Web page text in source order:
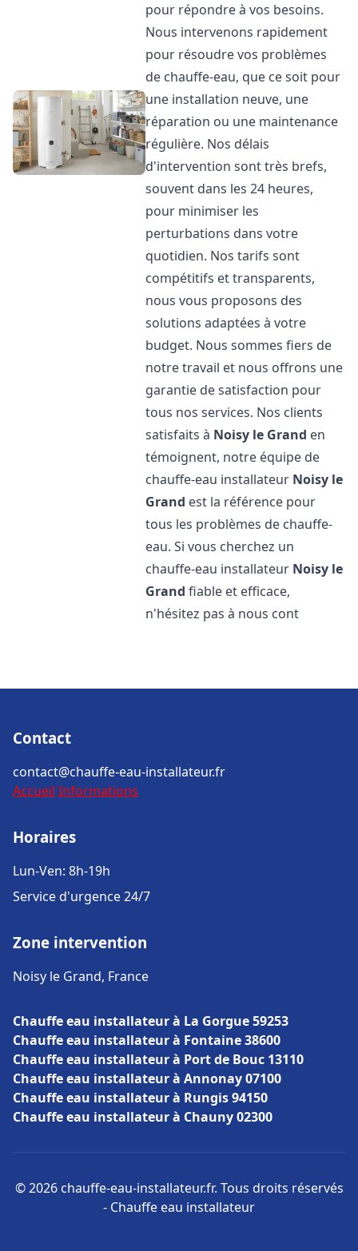
pour répondre à vos besoins.
Nous intervenons rapidement
pour résoudre vos problèmes
de chauffe-eau, que ce soit pour
une installation neuve, une
réparation ou une maintenance
régulière. Nos délais
d'intervention sont très brefs,
souvent dans les 24 heures,
pour minimiser les
perturbations dans votre
quotidien. Nos tarifs sont
compétitifs et transparents,
nous vous proposons des
solutions adaptées à votre
budget. Nous sommes fiers de
notre travail et nous offrons une
garantie de satisfaction pour
tous nos services. Nos clients
satisfaits à Noisy le Grand en
témoignent, notre équipe de
chauffe-eau installateur Noisy le
Grand est la référence pour
tous les problèmes de chauffe-
eau. Si vous cherchez un
chauffe-eau installateur Noisy le
Grand fiable et efficace,
n'hésitez pas à nous cont
Contact
contact@chauffe-eau-installateur.fr
Accueil Informations
Horaires
Lun-Ven: 8h-19h
Service d'urgence 24/7
Zone intervention
Noisy le Grand, France
Chauffe eau installateur à La Gorgue 59253
Chauffe eau installateur à Fontaine 38600
Chauffe eau installateur à Port de Bouc 13110
Chauffe eau installateur à Annonay 07100
Chauffe eau installateur à Rungis 94150
Chauffe eau installateur à Chauny 02300
© 2026 chauffe-eau-installateur.fr. Tous droits réservés
- Chauffe eau installateur